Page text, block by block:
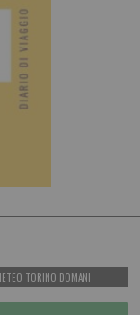
TORINO DOMANI